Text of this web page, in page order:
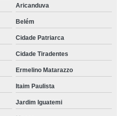
Aricanduva
Belém
Cidade Patriarca
Cidade Tiradentes
Ermelino Matarazzo
Itaim Paulista
Jardim Iguatemi